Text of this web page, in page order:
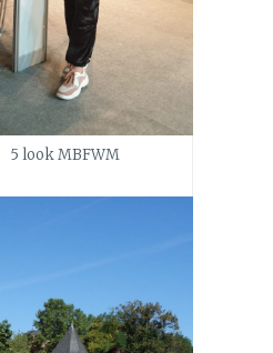
5 look MBFWM